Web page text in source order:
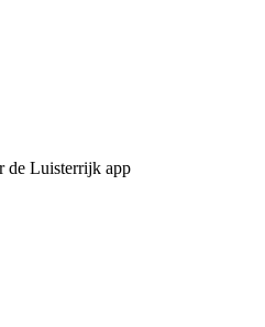
de Luisterrijk app